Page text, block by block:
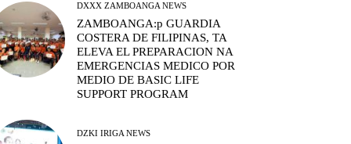
DXXX ZAMBOANGA NEWS
ZAMBOANGA:p GUARDIA
COSTERA DE FILIPINAS, TA
ELEVA EL PREPARACION NA
EMERGENCIAS MEDICO POR
MEDIO DE BASIC LIFE
SUPPORT PROGRAM
DZKI IRIGA NEWS